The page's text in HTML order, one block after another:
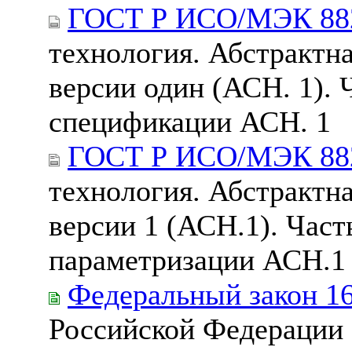
ГОСТ Р ИСО/МЭК
технология.
версии один (АСН. 1).
спецификации АСН. 1
ГОСТ Р ИСО/МЭК
технология.
версии 1 (АСН.1).
параметризации АСН.1
Федеральный закон
Российской Федерации